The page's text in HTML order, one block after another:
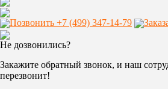
Позвонить +7 (499) 347-14-79
Не дозвонились?
Закажите обратный звонок, и наш
перезвонит!